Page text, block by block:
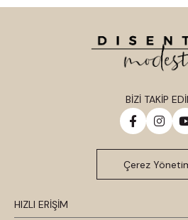
HIZLI ERİŞİM
BİZİ TAKİP
Çerez